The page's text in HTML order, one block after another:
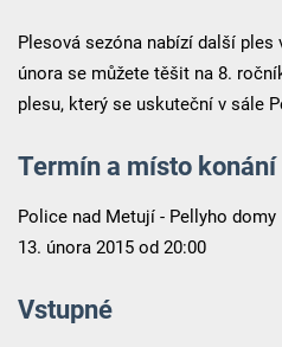
Plesová sezóna nabízí další
února se můžete těšit na 8.
plesu, který se uskuteční v sále
Termín a místo konání
Police nad Metují - Pellyho domy
13. února 2015 od 20:00
Vstupné